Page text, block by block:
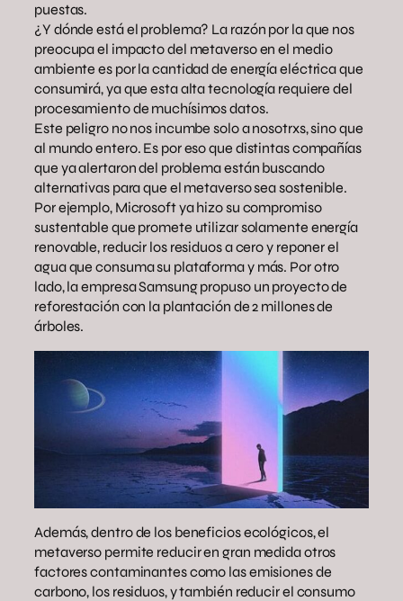
puestas.
¿Y dónde está el problema? La razón por la que nos
preocupa el impacto del metaverso en el medio
ambiente es por la cantidad de energía eléctrica que
consumirá, ya que esta alta tecnología requiere del
procesamiento de muchísimos datos.
Este peligro no nos incumbe solo a nosotrxs, sino que
al mundo entero. Es por eso que distintas compañías
que ya alertaron del problema están buscando
alternativas para que el metaverso sea sostenible.
Por ejemplo, Microsoft ya hizo su compromiso
sustentable que promete utilizar solamente energía
renovable, reducir los residuos a cero y reponer el
agua que consuma su plataforma y más. Por otro
lado, la empresa Samsung propuso un proyecto de
reforestación con la plantación de 2 millones de
árboles.
Además, dentro de los beneficios ecológicos, el
metaverso permite reducir en gran medida otros
factores contaminantes como las emisiones de
carbono, los residuos, y también reducir el consumo